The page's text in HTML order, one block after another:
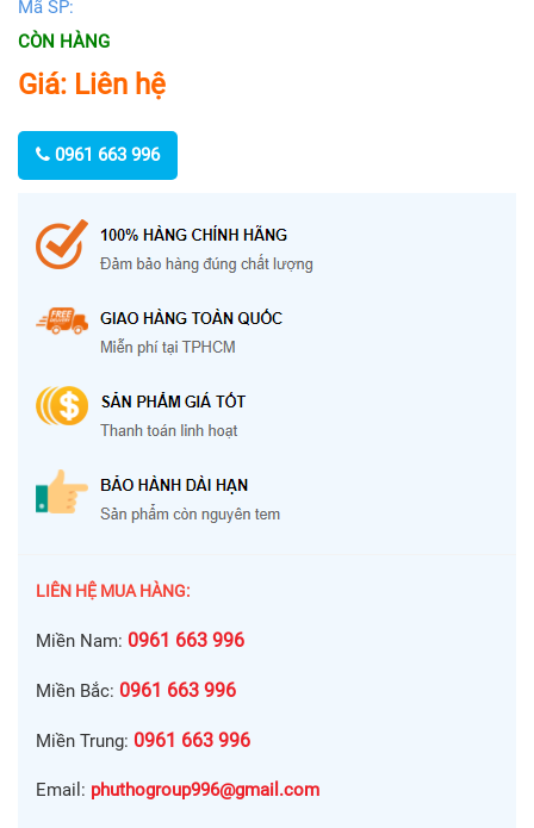
Mã SP:
CÒN HÀNG
Giá: Liên hệ
0961 663 996
LIÊN HỆ MUA HÀNG:
Miền Nam: 0961 663 996
Miền Bắc: 0961 663 996
Miền Trung: 0961 663 996
Email: phuthogroup996@gmail.com